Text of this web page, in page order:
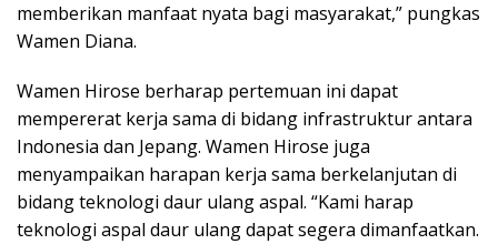
memberikan manfaat nyata bagi masyarakat,” pungkas
Wamen Diana.
Wamen Hirose berharap pertemuan ini dapat
mempererat kerja sama di bidang infrastruktur antara
Indonesia dan Jepang. Wamen Hirose juga
menyampaikan harapan kerja sama berkelanjutan di
bidang teknologi daur ulang aspal. “Kami harap
teknologi aspal daur ulang dapat segera dimanfaatkan.